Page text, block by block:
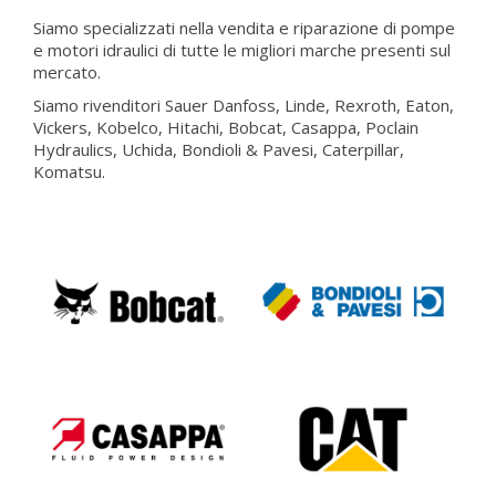
Siamo specializzati nella vendita e riparazione di pompe
e motori idraulici di tutte le migliori marche presenti sul
mercato.
Siamo rivenditori Sauer Danfoss, Linde, Rexroth, Eaton,
Vickers, Kobelco, Hitachi, Bobcat, Casappa, Poclain
Hydraulics, Uchida, Bondioli & Pavesi, Caterpillar,
Komatsu.